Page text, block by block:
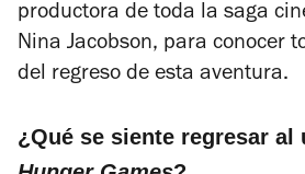
productora de toda la saga
Nina Jacobson, para conocer
del regreso de esta aventura.
¿Qué se siente regresar al